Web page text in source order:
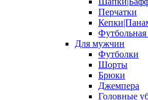
Перчатки
Для мужчин
Футболки
Шорты
Брюки
Джемпера
Головные